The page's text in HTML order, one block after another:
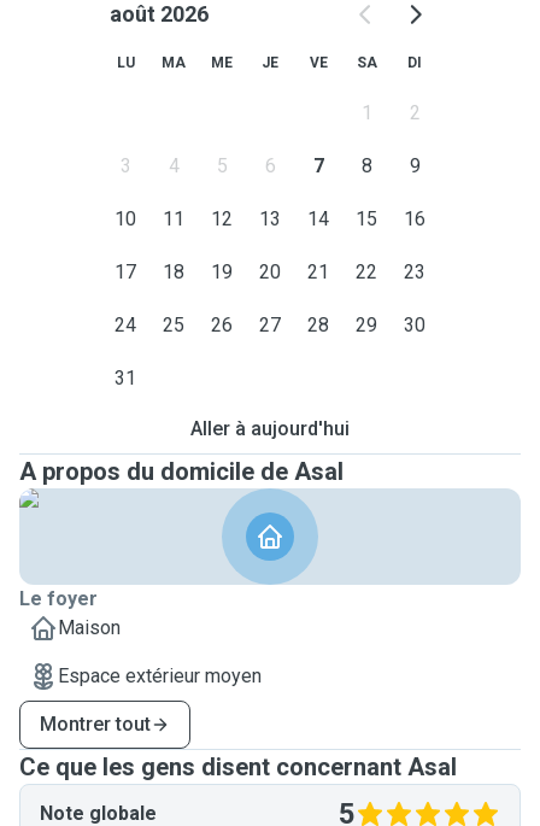
août 2026
LU MA ME JE VE SA DI
1 2
3 4 5 6 7 8 9
10 11 12 13 14 15 16
17 18 19 20 21 22 23
24 25 26 27 28 29 30
31
Aller à aujourd'hui
A propos du domicile de Asal
Le foyer
Maison
Espace extérieur moyen
Montrer tout
Ce que les gens disent concernant Asal
Note globale 5